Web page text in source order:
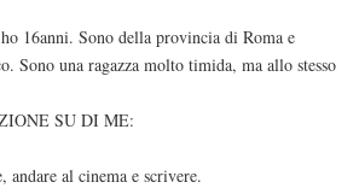
16anni. Sono della provincia di Roma e
Sono una ragazza molto timida, ma allo stesso
SU DI ME:
al cinema e scrivere.